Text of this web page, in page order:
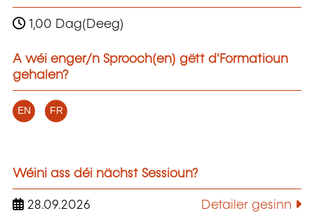
1,00 Dag(Deeg)
A wéi enger/n Sprooch(en) gëtt d'Formatioun
gehalen?
EN FR
Wéini ass déi nächst Sessioun?
28.09.2026 Detailer gesinn